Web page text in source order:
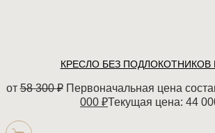
КРЕСЛО БЕЗ ПОДЛОКОТНИКОВ
от58 300₽ Первоначальная цена
000 ₽Текущая цена: 44